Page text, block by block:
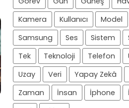
Kamera
Kullanıcı Model
Samsung
Ses Sistem
Tek
Teknoloji Telefon
Uzay
Veri Yapay Zekâ
Zaman
İnsan İphone